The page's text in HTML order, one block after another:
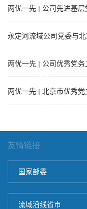
两优一先 | 公司先进基层
永定河流域公司党委与
两优一先 | 公司优秀党务
两优一先 | 北京市优秀
友情链接
国家部委
流域沿线省市